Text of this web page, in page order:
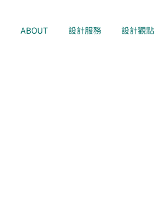
ABOUT 設計服務 設計觀點